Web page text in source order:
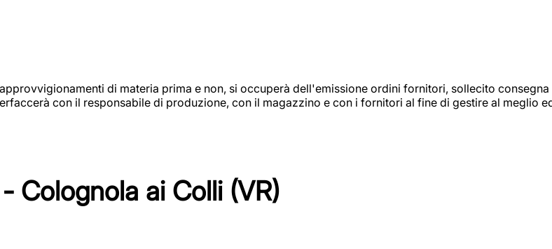
di materia prima e non, si occuperà dell'emissione ordini fornitori, sollecito consegna
con il responsabile di produzione, con il magazzino e con i fornitori al fine di gestire al meglio
Colognola ai Colli (VR)